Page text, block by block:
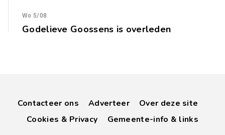
Wo 5/08
Godelieve Goossens is overleden
Contacteer ons Adverteer
Over deze site
Cookies & Privacy
Gemeente-info & links